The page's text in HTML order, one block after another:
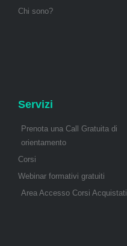
Chi sono?
Servizi
Prenota una Call Gratuita di
orientamento
Corsi
Webinar formativi gratuiti
Area Accesso Corsi Acquistati